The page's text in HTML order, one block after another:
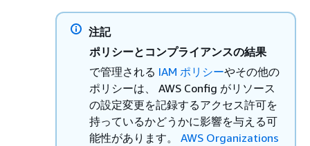
注記
ポリシーとコンプライアンスの結果
で管理される IAM ポリシーやその他の
ポリシーは、 AWS Config がリソース
の設定変更を記録するアクセス許可を
持っているかどうかに影響を与える可
能性があります。 AWS Organizations